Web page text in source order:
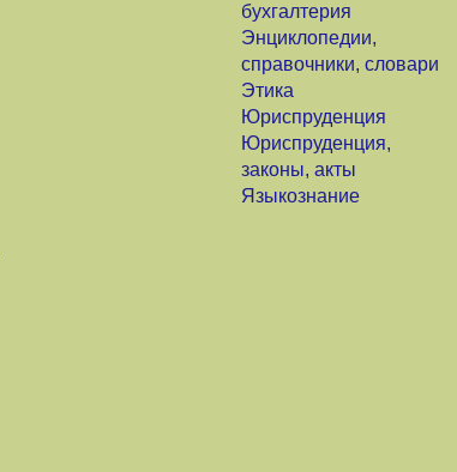
бухгалтерия
Энциклопедии,
справочники, словари
Этика
Юриспруденция
Юриспруденция,
законы, акты
Языкознание